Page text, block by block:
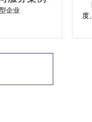
案
量、操作难易
企业认定报价~